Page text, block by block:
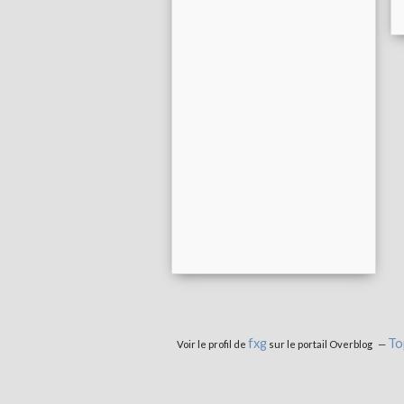
Voir le profil de fxgsur le portail Overblog